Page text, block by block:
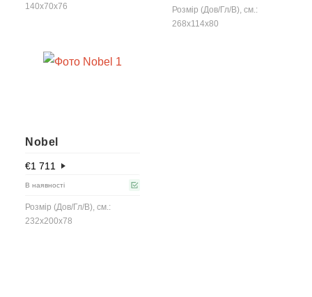
140x70x76
Розмір (Дов/Гл/В), см.:
268x114x80
Nobel
€1 711
В наявності
Розмір (Дов/Гл/В), см.:
232x200x78